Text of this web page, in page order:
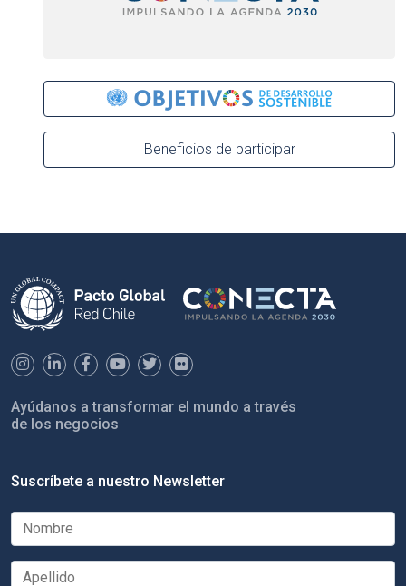
Beneficios de participar
Ayúdanos a transformar el mundo a través
de los negocios
Suscríbete a nuestro Newsletter